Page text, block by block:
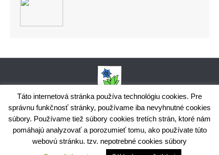
Obecný úrad Bodiná, č. 102, 018 15 Prečín,
+421424398035,www.bodina.eu
IČO: 00 692 522, Prima banka Slovensko, a.s., IBAN: SK25 5600 0000
0029 9178 8001
Ochrana osobných údajov
Táto internetová stránka používa technológiu cookies. Pre
správnu funkčnosť stránky, používame iba nevyhnutné cookies
súbory. Používame tiež súbory cookies tretích strán, ktoré nám
pomáhajú analyzovať a porozumieť tomu, ako používate túto
webovú stránku. tzv. nepotrebné cookies súbory